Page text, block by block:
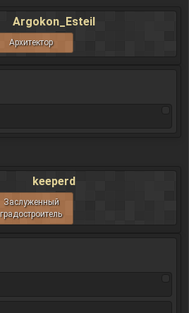
Argokon_Esteil
Архитектор
keeperd
Заслуженный
градостроитель